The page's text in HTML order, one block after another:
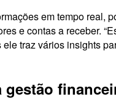
em tempo real,
e contas a receber.
traz vários insights